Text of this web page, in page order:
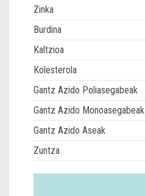
Zinka
Burdina
Kaltzioa
Kolesterola
Gantz Azido Poliasegabeak
Gantz Azido Monoasegabeak
Gantz Azido Aseak
Zuntza